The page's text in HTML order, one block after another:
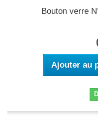
Bouton verre
Ajouter au